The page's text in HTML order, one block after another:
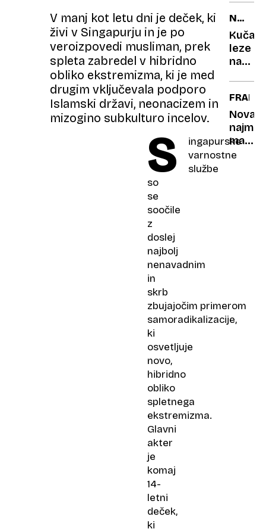
V manj kot letu dni je deček, ki
živi v Singapurju in je po
veroizpovedi musliman, prek
spleta zabredel v hibridno
obliko ekstremizma, ki je med
drugim vključevala podporo
Islamski državi, neonacizem in
mizogino subkulturo incelov.
S
ingapurske
varnostne
službe
so
se
soočile
z
doslej
najbolj
nenavadnim
in
skrb
zbujajočim primerom
samoradikalizacije,
ki
osvetljuje
novo,
hibridno
obliko
spletnega
ekstremizma.
Glavni
akter
je
komaj
14-
letni
deček,
ki
Afriko
v
PRED
30
LETI
Kučan
leze
na
Nova
v